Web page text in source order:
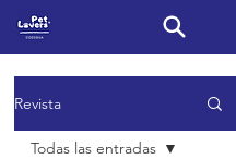
Revista
Todas las entradas